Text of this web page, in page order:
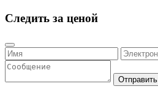
Следить за ценой
Отправить